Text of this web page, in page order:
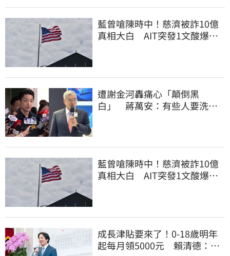
藍曾嗆陳時中！慈濟被詐10億
真相大白 AIT突發1文酸爆…
遭謝金河轟痛心「顛倒黑
白」 蔣萬安：有些人要洗人
藍曾嗆陳時中！慈濟被詐10億
真相大白 AIT突發1文酸爆…
成長津貼要來了！0-18歲明年
起每月領5000元 賴清德：此